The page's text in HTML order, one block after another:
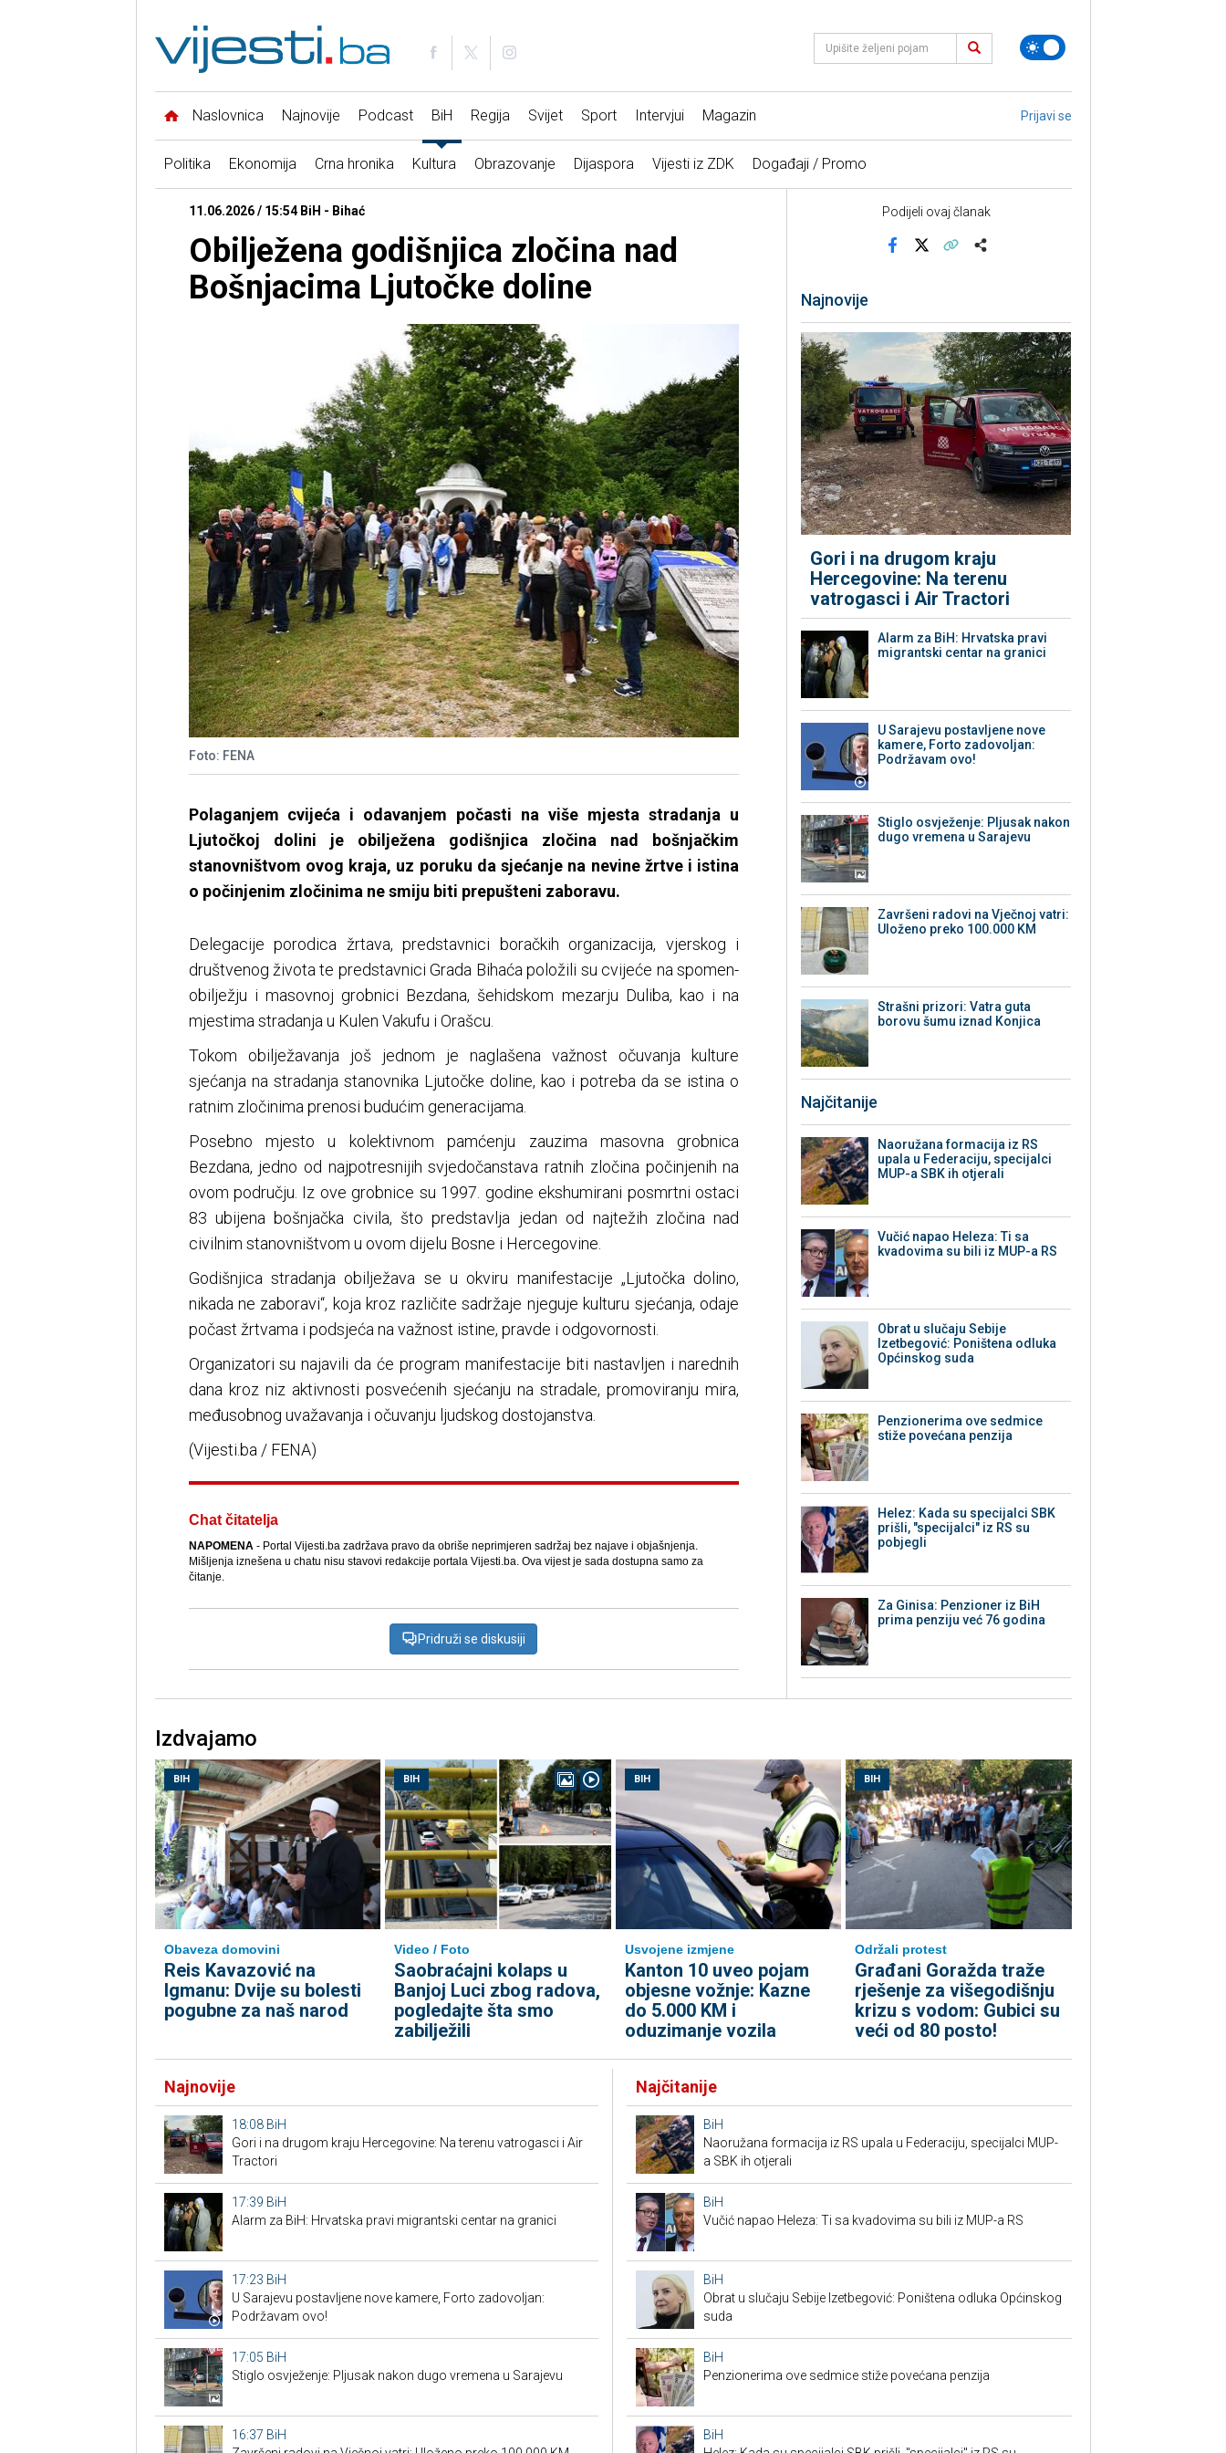
Naslovnica Najnovije Podcast BiH Regija Svijet Sport Intervjui Magazin Prijavi se
Politika Ekonomija Crna hronika Kultura Obrazovanje Dijaspora Vijesti iz ZDK Događaji / Promo
11.06.2026 / 15:54 BiH - Bihać
Obilježena godišnjica zločina nad
Bošnjacima Ljutočke doline
Foto: FENA
Polaganjem cvijeća i odavanjem počasti na više mjesta stradanja u
Ljutočkoj dolini je obilježena godišnjica zločina nad bošnjačkim
stanovništvom ovog kraja, uz poruku da sjećanje na nevine žrtve i istina
o počinjenim zločinima ne smiju biti prepušteni zaboravu.
Delegacije porodica žrtava, predstavnici boračkih organizacija, vjerskog i
društvenog života te predstavnici Grada Bihaća položili su cvijeće na spomen-
obilježju i masovnoj grobnici Bezdana, šehidskom mezarju Duliba, kao i na
mjestima stradanja u Kulen Vakufu i Orašcu.
Tokom obilježavanja još jednom je naglašena važnost očuvanja kulture
sjećanja na stradanja stanovnika Ljutočke doline, kao i potreba da se istina o
ratnim zločinima prenosi budućim generacijama.
Posebno mjesto u kolektivnom pamćenju zauzima masovna grobnica
Bezdana, jedno od najpotresnijih svjedočanstava ratnih zločina počinjenih na
ovom području. Iz ove grobnice su 1997. godine ekshumirani posmrtni ostaci
83 ubijena bošnjačka civila, što predstavlja jedan od najtežih zločina nad
civilnim stanovništvom u ovom dijelu Bosne i Hercegovine.
Godišnjica stradanja obilježava se u okviru manifestacije „Ljutočka dolino,
nikada ne zaboravi“, koja kroz različite sadržaje njeguje kulturu sjećanja, odaje
počast žrtvama i podsjeća na važnost istine, pravde i odgovornosti.
Organizatori su najavili da će program manifestacije biti nastavljen i narednih
dana kroz niz aktivnosti posvećenih sjećanju na stradale, promoviranju mira,
međusobnog uvažavanja i očuvanju ljudskog dostojanstva.
(Vijesti.ba / FENA)
Chat čitatelja
NAPOMENA- Portal Vijesti.ba zadržava pravo da obriše neprimjeren sadržaj bez najave i objašnjenja.
Mišljenja iznešena u chatu nisu stavovi redakcije portala Vijesti.ba. Ova vijest je sada dostupna samo za
čitanje.
Pridruži se diskusiji
Podijeli ovaj članak
Najnovije
Gori i na drugom kraju
Hercegovine: Na terenu
vatrogasci i Air Tractori
Alarm za BiH: Hrvatska pravi
migrantski centar na granici
U Sarajevu postavljene nove
kamere, Forto zadovoljan:
Podržavam ovo!
Stiglo osvježenje: Pljusak nakon
dugo vremena u Sarajevu
Završeni radovi na Vječnoj vatri:
Uloženo preko 100.000 KM
Strašni prizori: Vatra guta
borovu šumu iznad Konjica
Najčitanije
Naoružana formacija iz RS
upala u Federaciju, specijalci
MUP-a SBK ih otjerali
Vučić napao Heleza: Ti sa
kvadovima su bili iz MUP-a RS
Obrat u slučaju Sebije
Izetbegović: Poništena odluka
Općinskog suda
Penzionerima ove sedmice
stiže povećana penzija
Helez: Kada su specijalci SBK
prišli, "specijalci" iz RS su
pobjegli
Za Ginisa: Penzioner iz BiH
prima penziju već 76 godina
Izdvajamo
BIH
Obaveza domovini
Reis Kavazović na
Igmanu: Dvije su bolesti
pogubne za naš narod
BIH
Video / Foto
Saobraćajni kolaps u
Banjoj Luci zbog radova,
pogledajte šta smo
zabilježili
BIH
Usvojene izmjene
Kanton 10 uveo pojam
objesne vožnje: Kazne
do 5.000 KM i
oduzimanje vozila
BIH
Održali protest
Građani Goražda traže
rješenje za višegodišnju
krizu s vodom: Gubici su
veći od 80 posto!
Najnovije
18:08 BiH
Gori i na drugom kraju Hercegovine: Na terenu vatrogasci i Air
Tractori
17:39 BiH
Alarm za BiH: Hrvatska pravi migrantski centar na granici
17:23 BiH
U Sarajevu postavljene nove kamere, Forto zadovoljan:
Podržavam ovo!
17:05 BiH
Stiglo osvježenje: Pljusak nakon dugo vremena u Sarajevu
16:37 BiH
Najčitanije
BiH
Naoružana formacija iz RS upala u Federaciju, specijalci MUP-
a SBK ih otjerali
BiH
Vučić napao Heleza: Ti sa kvadovima su bili iz MUP-a RS
BiH
Obrat u slučaju Sebije Izetbegović: Poništena odluka Općinskog
suda
BiH
Penzionerima ove sedmice stiže povećana penzija
BiH